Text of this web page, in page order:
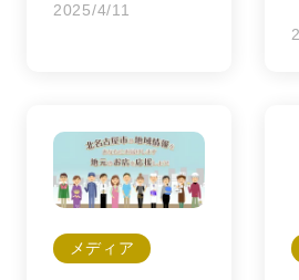
2025/4/11
メディア